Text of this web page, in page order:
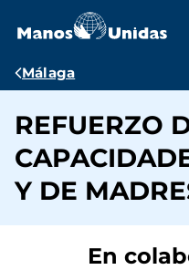
contenido
Ruta
navegación
Málaga
REFUERZO
Y DE
En